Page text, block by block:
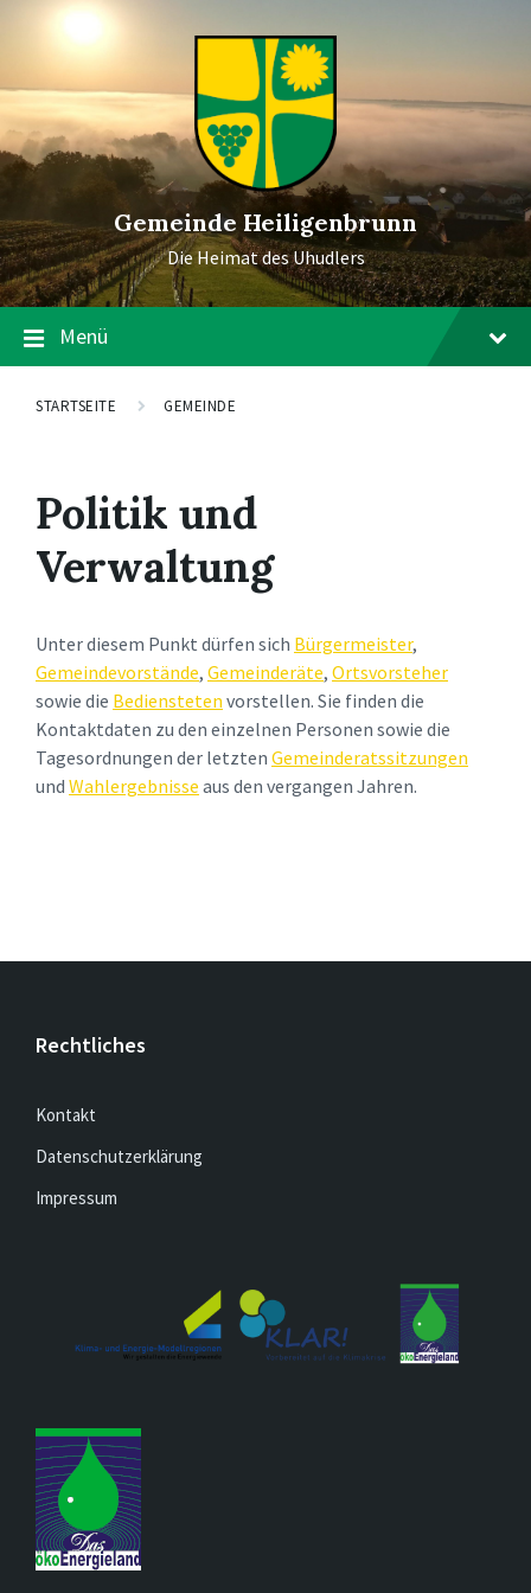
Gemeinde Heiligenbrunn
Die Heimat des Uhudlers
Menü
STARTSEITE GEMEINDE
Politik und
Verwaltung
Unter diesem Punkt dürfen sich Bürgermeister,
Gemeindevorstände, Gemeinderäte, Ortsvorsteher
sowie die Bediensteten vorstellen. Sie finden die
Kontaktdaten zu den einzelnen Personen sowie die
Tagesordnungen der letzten Gemeinderatssitzungen
und Wahlergebnisse aus den vergangen Jahren.
Rechtliches
Kontakt
Datenschutzerklärung
Impressum